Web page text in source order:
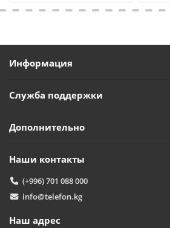
Информация
Служба поддержки
Дополнительно
Наши контакты
(+996) 701 088 000
info@telefon.kg
Наш адрес